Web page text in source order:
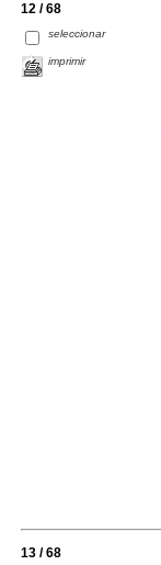
12 / 68
seleccionar
imprimir
13 / 68